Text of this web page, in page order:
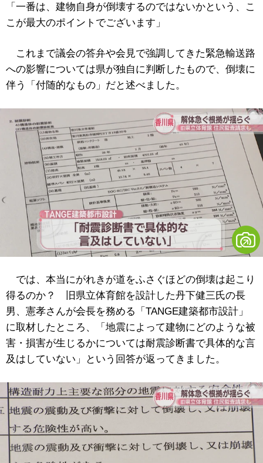
「一番は、建物自身が倒壊するのではないかという、こ
こが最大のポイントでございます」
これまで議会の答弁や会見で強調してきた緊急輸送路
への影響については県が独自に判断したもので、倒壊に
伴う「付随的なもの」だと述べました。
では、本当にがれきが道をふさぐほどの倒壊は起こり
得るのか？ 旧県立体育館を設計した丹下健三氏の長
男、憲孝さんが会長を務める「TANGE建築都市設計」
に取材したところ、「地震によって建物にどのような被
害・損害が生じるかについては耐震診断書で具体的な言
及はしていない」という回答が返ってきました。